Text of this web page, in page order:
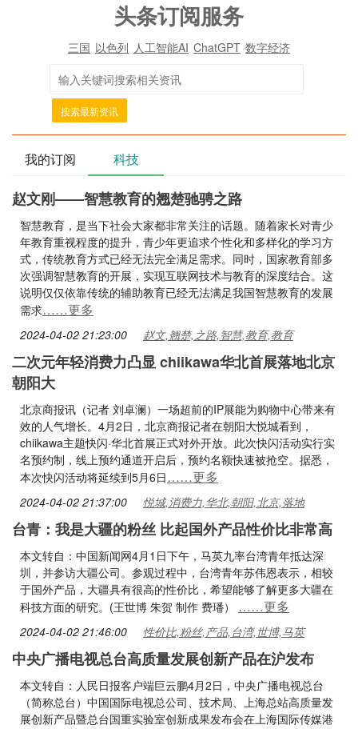
头条订阅服务
三国 以色列 人工智能AI ChatGPT 数字经济
搜索最新资讯
我的订阅 科技
赵文刚——智慧教育的翘楚驰骋之路
智慧教育，是当下社会大家都非常关注的话题。随着家长对青少
年教育重视程度的提升，青少年更追求个性化和多样化的学习方
式，传统教育方式已经无法完全满足需求。同时，国家教育部多
次强调智慧教育的开展，实现互联网技术与教育的深度结合。这
说明仅仅依靠传统的辅助教育已经无法满足我国智慧教育的发展
需求……更多
2024-04-02 21:23:00 赵文,翘楚,之路,智慧,教育,教育
二次元年轻消费力凸显 chiikawa华北首展落地北京
朝阳大
北京商报讯（记者 刘卓澜）一场超前的IP展能为购物中心带来有
效的人气增长。4月2日，北京商报记者在朝阳大悦城看到，
chiikawa主题快闪·华北首展正式对外开放。此次快闪活动实行实
名预约制，线上预约通道开启后，预约名额快速被抢空。据悉，
本次快闪活动将延续到5月6日……更多
2024-04-02 21:37:00 悦城,消费力,华北,朝阳,北京,落地
台青：我是大疆的粉丝 比起国外产品性价比非常高
本文转自：中国新闻网4月1日下午，马英九率台湾青年抵达深
圳，并参访大疆公司。参观过程中，台湾青年苏伟恩表示，相较
于国外产品，大疆具有很高的性价比，希望能够了解更多大疆在
科技方面的研究。(王世博 朱贺 制作 费璠） ……更多
2024-04-02 21:46:00 性价比,粉丝,产品,台湾,世博,马英
中央广播电视总台高质量发展创新产品在沪发布
本文转自：人民日报客户端巨云鹏4月2日，中央广播电视总台
（简称总台）中国国际电视总公司、技术局、上海总站高质量发
展创新产品暨总台国重实验室创新成果发布会在上海国际传媒港